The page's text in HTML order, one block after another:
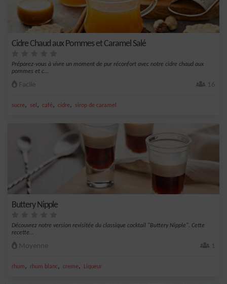
Cidre Chaud aux Pommes et Caramel Salé
Préparez-vous à vivre un moment de pur réconfort avec notre cidre chaud aux
pommes et c...
Facile 16
sucre, sel , café, cidre, sirop de caramel
Buttery Nipple
Découvrez notre version revisitée du classique cocktail "Buttery Nipple". Cette
recette...
Moyenne 1
rhum, rhum blanc, creme, Liqueur